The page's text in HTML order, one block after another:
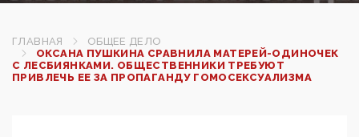
ГЛАВНАЯ
ОБЩЕЕ ДЕЛО
ОКСАНА ПУШКИНА СРАВНИЛА МАТЕРЕЙ-ОДИНОЧЕК
С ЛЕСБИЯНКАМИ. ОБЩЕСТВЕННИКИ ТРЕБУЮТ
ПРИВЛЕЧЬ ЕЕ ЗА ПРОПАГАНДУ ГОМОСЕКСУАЛИЗМА